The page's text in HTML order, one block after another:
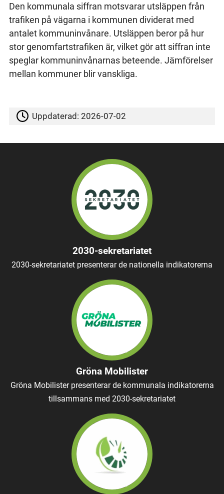
Den kommunala siffran motsvarar utsläppen från
trafiken på vägarna i kommunen dividerat med
antalet kommuninvånare. Utsläppen beror på hur
stor genomfartstrafiken är, vilket gör att siffran inte
speglar kommuninvånarnas beteende. Jämförelser
mellan kommuner blir vanskliga.
Uppdaterad:2026-07-02
2030-sekretariatet
2030-sekretariatet presenterar de nationella indikatorerna
Gröna Mobilister
Gröna Mobilister presenterar de kommunala indikatorerna
tillsammans med 2030-sekretariatet